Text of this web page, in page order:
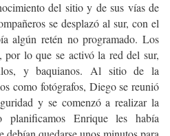
del sitio y de sus vías de
se desplazó al sur, con el
algún retén no programado. Los
por lo que se activó la red del sur,
y baquianos. Al sitio de la
como fotógrafos, Diego se reunió
y se comenzó a realizar la
Enrique les había